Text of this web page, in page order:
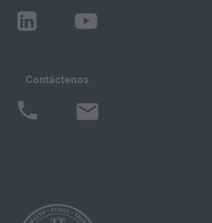
Contáctenos
y Codificación,
de Capacitación,
Medicaid u otros programas